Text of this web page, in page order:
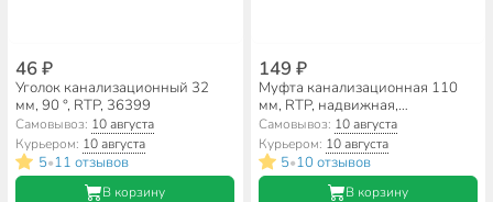
46 ₽
Уголок канализационный 32
мм, 90 °, RTP, 36399
Самовывоз: 10 августа
Курьером: 10 августа
5•11 отзывов
В корзину
149 ₽
Муфта канализационная 110
мм, RTP, надвижная,
полипропилен, 36733
Самовывоз: 10 августа
Курьером: 10 августа
5•10 отзывов
В корзину